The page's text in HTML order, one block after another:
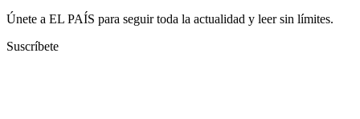
Únete a EL PAÍS para seguir toda la actualidad y leer sin límites.
Suscríbete